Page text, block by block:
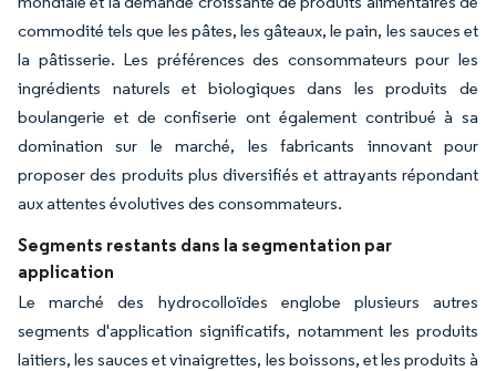
commodité tels que les pâtes, les gâteaux, le pain, les sauces et
la pâtisserie. Les préférences des consommateurs pour les
ingrédients naturels et biologiques dans les produits de
boulangerie et de confiserie ont également contribué à sa
domination sur le marché, les fabricants innovant pour
proposer des produits plus diversifiés et attrayants répondant
aux attentes évolutives des consommateurs.
Segments restants dans la segmentation par
application
Le marché des hydrocolloïdes englobe plusieurs autres
segments d'application significatifs, notamment les produits
laitiers, les sauces et vinaigrettes, les boissons, et les produits à